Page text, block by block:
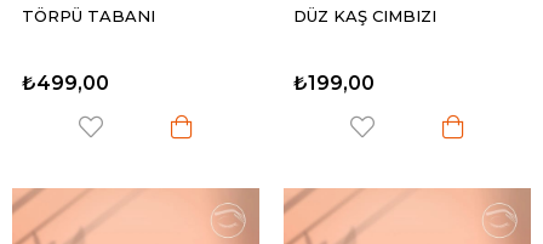
TÖRPÜ TABANI
₺499,00
DÜZ KAŞ CIMBIZI
₺199,00